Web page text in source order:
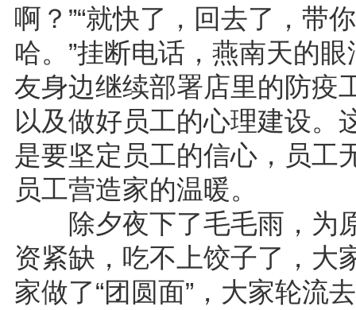
啊？”“就快了，回去了，带
哈。”挂断电话，燕南天的
友身边继续部署店里的防疫
以及做好员工的心理建设。
是要坚定员工的信心，员工
员工营造家的温暖。
除夕夜下了毛毛雨，为原
资紧缺，吃不上饺子了，大
家做了“团圆面”，大家轮流